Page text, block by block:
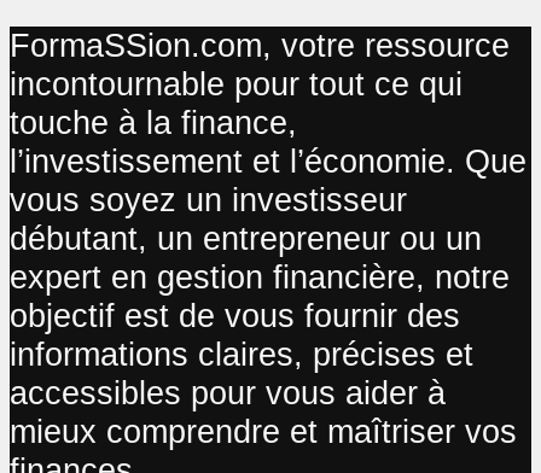
FormaSSion.com, votre ressource
incontournable pour tout ce qui
touche à la finance,
l’investissement et l’économie. Que
vous soyez un investisseur
débutant, un entrepreneur ou un
expert en gestion financière, notre
objectif est de vous fournir des
informations claires, précises et
accessibles pour vous aider à
mieux comprendre et maîtriser vos